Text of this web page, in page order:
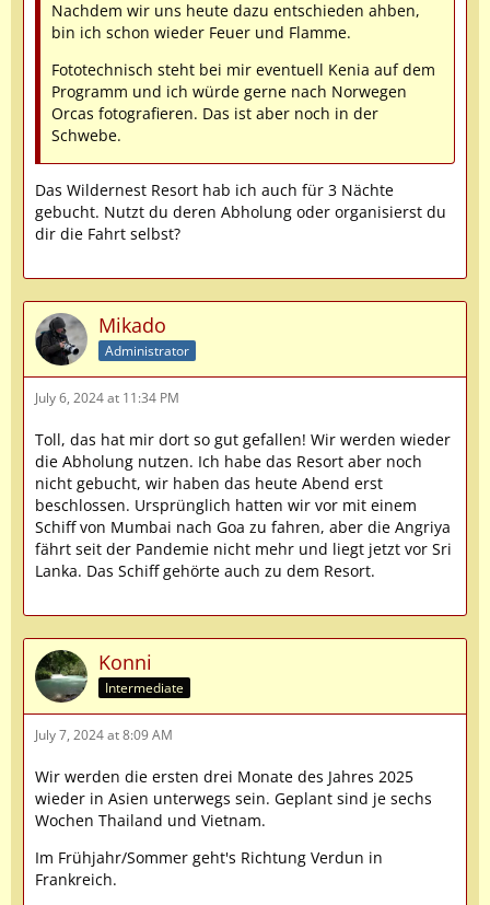
Nachdem wir uns heute dazu entschieden ahben,
bin ich schon wieder Feuer und Flamme.
Fototechnisch steht bei mir eventuell Kenia auf dem
Programm und ich würde gerne nach Norwegen
Orcas fotografieren. Das ist aber noch in der
Schwebe.
Das Wildernest Resort hab ich auch für 3 Nächte
gebucht. Nutzt du deren Abholung oder organisierst du
dir die Fahrt selbst?
Mikado
Administrator
July 6, 2024 at 11:34 PM
Toll, das hat mir dort so gut gefallen! Wir werden wieder
die Abholung nutzen. Ich habe das Resort aber noch
nicht gebucht, wir haben das heute Abend erst
beschlossen. Ursprünglich hatten wir vor mit einem
Schiff von Mumbai nach Goa zu fahren, aber die Angriya
fährt seit der Pandemie nicht mehr und liegt jetzt vor Sri
Lanka. Das Schiff gehörte auch zu dem Resort.
Konni
Intermediate
July 7, 2024 at 8:09 AM
Wir werden die ersten drei Monate des Jahres 2025
wieder in Asien unterwegs sein. Geplant sind je sechs
Wochen Thailand und Vietnam.
Im Frühjahr/Sommer geht's Richtung Verdun in
Frankreich.